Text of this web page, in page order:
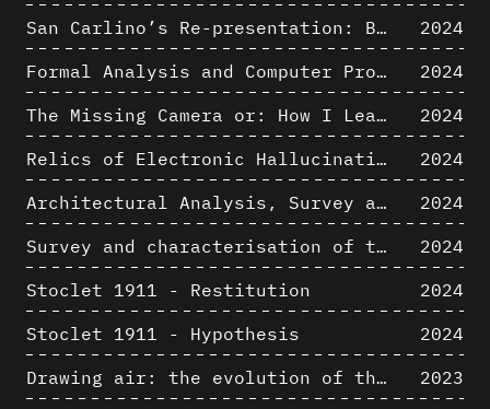
San Carlino’s Re-presentation: Between The Geometric Lines, the Blurry Space of the Architectural Project.
2024
Formal Analysis and Computer Process - Algorithmic Music III/III
2024
The Missing Camera or: How I Learned to Stop Worrying and Love Oblique Projection
2024
Relics of Electronic Hallucinations. Gazing at Early Computational Fluid Dynamics Drawings from Los Alamos Nuclear Research Center
2024
Architectural Analysis, Survey and Documentation of Built Heritage
2024
Survey and characterisation of the archaeological landscape of Lovo
2024
Stoclet 1911 - Restitution
2024
Stoclet 1911 - Hypothesis
2024
Drawing air: the evolution of the representation of air in architectural drawing from the industrial revolution to the present
2023